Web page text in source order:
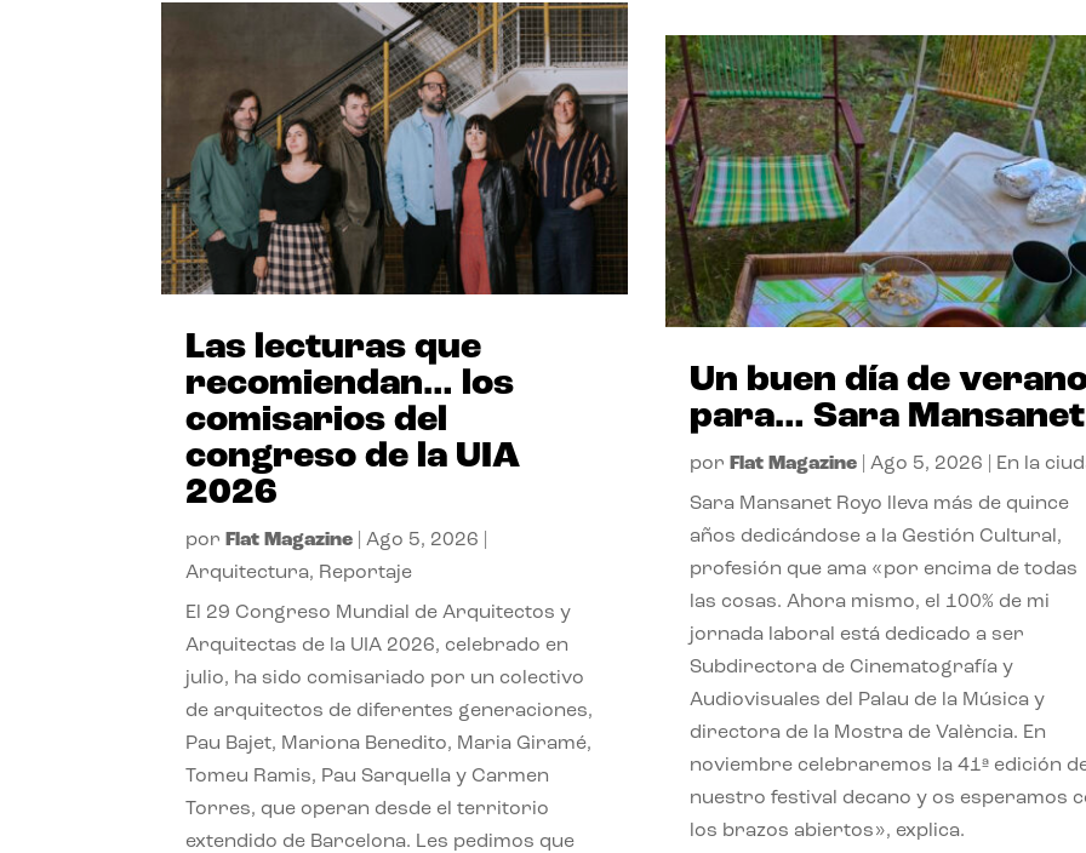
Las lecturas que
recomiendan… los
comisarios del
congreso de la UIA
2026
por Flat Magazine |Ago 5, 2026
Arquitectura, Reportaje
El 29 Congreso Mundial de Arquitectos y
Arquitectas de la UIA 2026, celebrado en
julio, ha sido comisariado por un colectivo
de arquitectos de diferentes generaciones,
Pau Bajet, Mariona Benedito, Maria Giramé,
Tomeu Ramis, Pau Sarquella y Carmen
Torres, que operan desde el territorio
extendido de Barcelona. Les pedimos que
Un buen día de
para… Sara Mansanet
por Flat Magazine| Ago 5, 2026 En la
Sara Mansanet Royo lleva más de quince
años dedicándose a la Gestión Cultural,
profesión que ama «por encima de todas
las cosas. Ahora mismo, el 100% de mi
jornada laboral está dedicado a ser
Subdirectora de Cinematografía y
Audiovisuales del Palau de la Música y
directora de la Mostra de València. En
noviembre celebraremos la 41ª edición
nuestro festival decano y os esperamos
los brazos abiertos», explica.